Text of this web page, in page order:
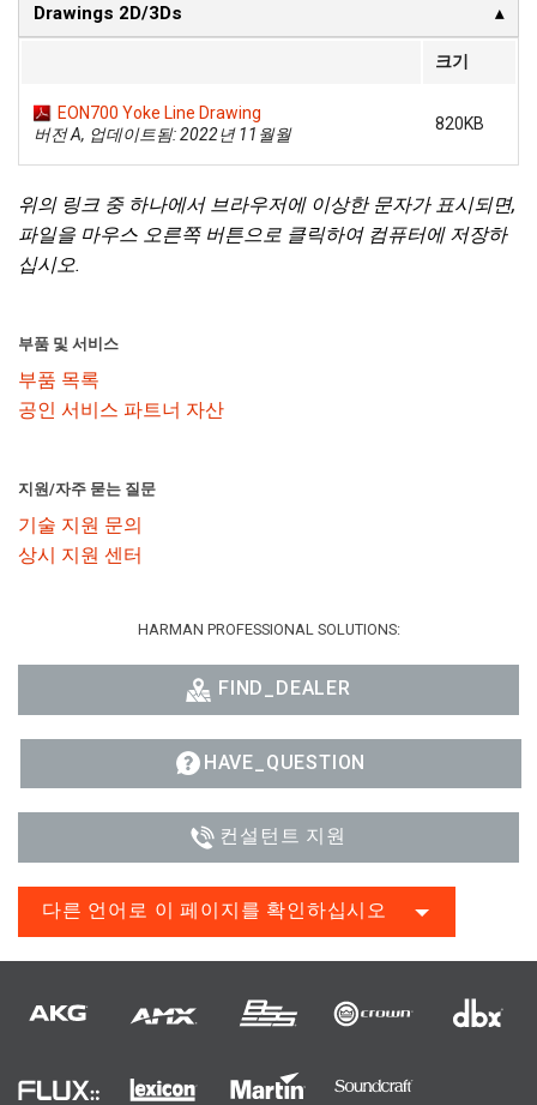
Drawings 2D/3Ds
크기
EON700 Yoke Line Drawing
버전 A, 업데이트됨: 2022년 11월월
820KB
위의 링크 중 하나에서 브라우저에 이상한 문자가 표시되면,
파일을 마우스 오른쪽 버튼으로 클릭하여 컴퓨터에 저장하
십시오.
부품 및 서비스
부품 목록
공인 서비스 파트너 자산
지원/자주 묻는 질문
기술 지원 문의
상시 지원 센터
HARMAN PROFESSIONAL SOLUTIONS:
FIND_DEALER
HAVE_QUESTION
컨설턴트 지원
다른 언어로 이 페이지를 확인하십시오